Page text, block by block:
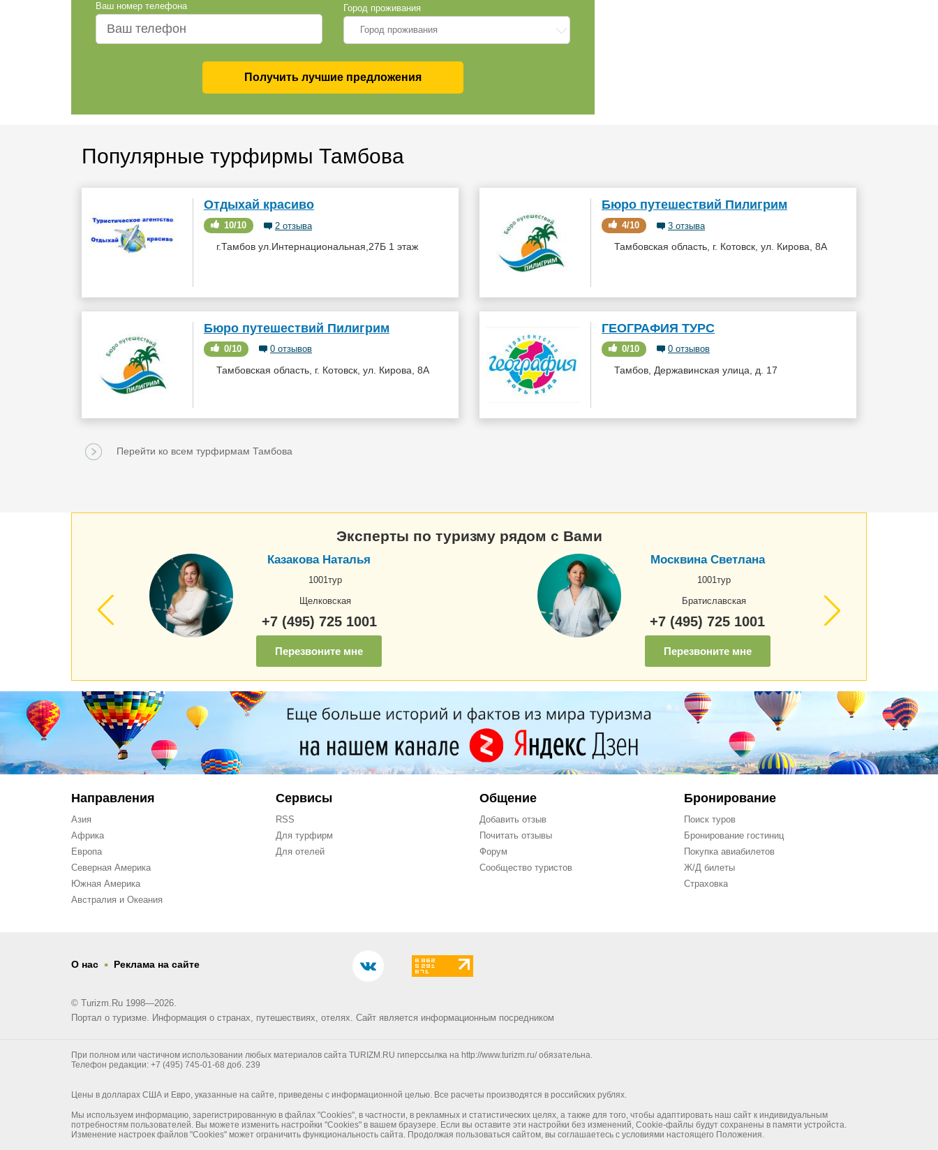
Ваш номер телефона Город проживания
Город проживания
Получить лучшие предложения
Популярные турфирмы Тамбова
Отдыхай красиво
10/10 2 отзыва
г.Тамбов ул.Интернациональная,27Б 1 этаж
Бюро путешествий Пилигрим
4/10 3 отзыва
Тамбовская область, г. Котовск, ул. Кирова, 8А
Бюро путешествий Пилигрим
0/10 0 отзывов
Тамбовская область, г. Котовск, ул. Кирова, 8А
ГЕОГРАФИЯ ТУРС
0/10 0 отзывов
Тамбов, Державинская улица, д. 17
Перейти ко всем турфирмам Тамбова
Эксперты по туризму рядом с Вами
Казакова Наталья
1001тур
Щелковская
+7 (495) 725 1001
Перезвоните мне
Москвина Светлана
1001тур
Братиславская
+7 (495) 725 1001
Перезвоните мне
Направления
Азия
Африка
Европа
Северная Америка
Южная Америка
Австралия и Океания
Сервисы
RSS
Для турфирм
Для отелей
Общение
Добавить отзыв
Почитать отзывы
Форум
Сообщество туристов
Бронирование
Поиск туров
Бронирование гостиниц
Покупка авиабилетов
Ж/Д билеты
Страховка
О нас . Реклама на сайте
© Turizm.Ru 1998—2026.
Портал о туризме. Информация о странах, путешествиях, отелях. Сайт является информационным посредником
При полном или частичном использовании любых материалов сайта TURIZM.RU гиперссылка на http://www.turizm.ru/ обязательна.
Телефон редакции: +7 (495) 745-01-68 доб. 239
Цены в долларах США и Евро, указанные на сайте, приведены с информационной целью. Все расчеты производятся в российских рублях.
Мы используем информацию, зарегистрированную в файлах "Cookies", в частности, в рекламных и статистических целях, а также для того, чтобы адаптировать наш сайт к индивидуальным
потребностям пользователей. Вы можете изменить настройки "Cookies" в вашем браузере. Если вы оставите эти настройки без изменений, Cookie-файлы будут сохранены в памяти устройста.
Изменение настроек файлов "Cookies" может ограничить функциональность сайта. Продолжая пользоваться сайтом, вы соглашаетесь с условиями настоящего Положения.